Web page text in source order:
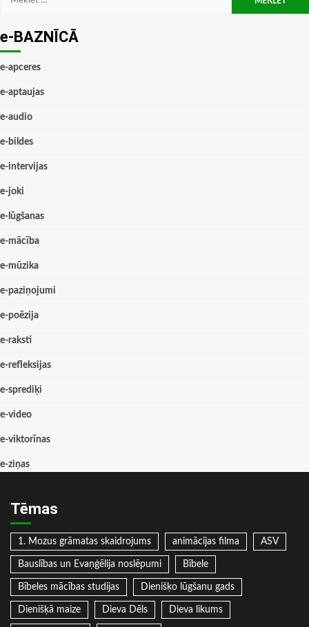
e-BAZNĪCĀ
e-apceres
e-aptaujas
e-audio
e-bildes
e-intervijas
e-joki
e-lūgšanas
e-mācība
e-mūzika
e-paziņojumi
e-poēzija
e-raksti
e-refleksijas
e-sprediķi
e-video
e-viktorīnas
e-ziņas
Tēmas
1. Mozus grāmatas skaidrojums animācijas filma ASV
Bauslības un Evaņģēlija noslēpumi Bībele
Bībeles mācības studijas Dienišķo lūgšanu gads
Dienišķā maize Dieva Dēls Dieva likums